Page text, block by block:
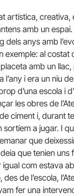
artística,
amb un espai.
dels anys amb
exemple: al costat
amb un llac,
l’any i era un niu
d’una escola i
les obres de
ciment i, durant
sortíem a jugar. I
que
que tenien uns
igual com estava
de l’escola,
fer una